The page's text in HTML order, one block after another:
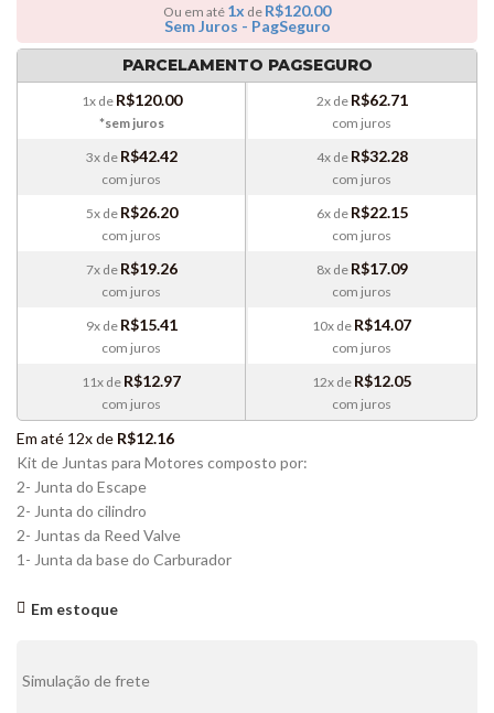
Ou em até 1x de R$120.00
Sem Juros - PagSeguro
PARCELAMENTO PAGSEGURO
1x de R$120.00
*sem juros
3x de R$42.42
com juros
5x de R$26.20
com juros
7x de R$19.26
com juros
9x de R$15.41
com juros
11x de R$12.97
com juros
2x de R$62.71
com juros
4x de R$32.28
com juros
6x de R$22.15
com juros
8x de R$17.09
com juros
10x de R$14.07
com juros
12x de R$12.05
com juros
Em até 12x de R$12.16
Kit de Juntas para Motores composto por:
2- Junta do Escape
2- Junta do cilindro
2- Juntas da Reed Valve
1- Junta da base do Carburador
Em estoque
Simulação de frete